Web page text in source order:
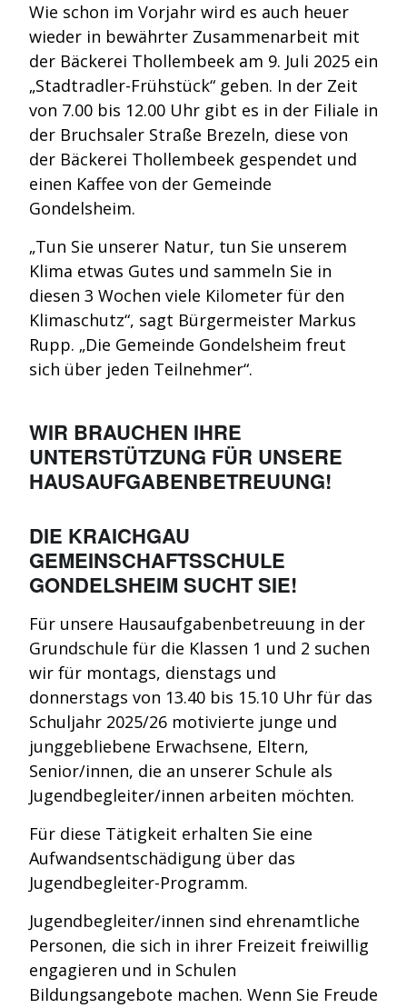
Wie schon im Vorjahr wird es auch heuer
wieder in bewährter Zusammenarbeit mit
der Bäckerei Thollembeek am 9. Juli 2025 ein
„Stadtradler-Frühstück“ geben. In der Zeit
von 7.00 bis 12.00 Uhr gibt es in der Filiale in
der Bruchsaler Straße Brezeln, diese von
der Bäckerei Thollembeek gespendet und
einen Kaffee von der Gemeinde
Gondelsheim.
„Tun Sie unserer Natur, tun Sie unserem
Klima etwas Gutes und sammeln Sie in
diesen 3 Wochen viele Kilometer für den
Klimaschutz“, sagt Bürgermeister Markus
Rupp. „Die Gemeinde Gondelsheim freut
sich über jeden Teilnehmer“.
WIR BRAUCHEN IHRE
UNTERSTÜTZUNG FÜR UNSERE
HAUSAUFGABENBETREUUNG!
DIE KRAICHGAU
GEMEINSCHAFTSSCHULE
GONDELSHEIM SUCHT SIE!
Für unsere Hausaufgabenbetreuung in der
Grundschule für die Klassen 1 und 2 suchen
wir für montags, dienstags und
donnerstags von 13.40 bis 15.10 Uhr für das
Schuljahr 2025/26 motivierte junge und
junggebliebene Erwachsene, Eltern,
Senior/innen, die an unserer Schule als
Jugendbegleiter/innen arbeiten möchten.
Für diese Tätigkeit erhalten Sie eine
Aufwandsentschädigung über das
Jugendbegleiter-Programm.
Jugendbegleiter/innen sind ehrenamtliche
Personen, die sich in ihrer Freizeit freiwillig
engagieren und in Schulen
Bildungsangebote machen. Wenn Sie Freude